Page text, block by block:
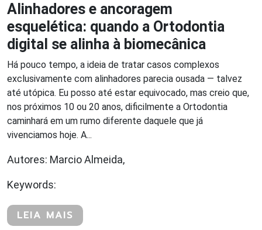
Alinhadores e ancoragem
esquelética: quando a Ortodontia
digital se alinha à biomecânica
Há pouco tempo, a ideia de tratar casos complexos
exclusivamente com alinhadores parecia ousada — talvez
até utópica. Eu posso até estar equivocado, mas creio que,
nos próximos 10 ou 20 anos, dificilmente a Ortodontia
caminhará em um rumo diferente daquele que já
vivenciamos hoje. A...
Autores: Marcio Almeida,
Keywords:
LEIA MAIS